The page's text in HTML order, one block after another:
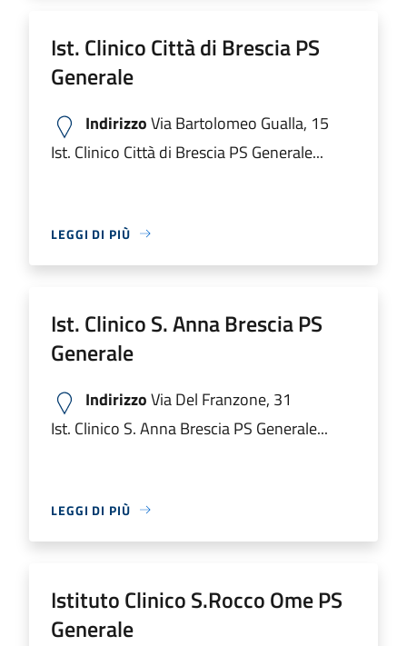
Ist. Clinico Città di Brescia PS
Generale
IndirizzoVia Bartolomeo Gualla, 15
Ist. Clinico Città di Brescia PS Generale...
LEGGI DI PIÙ
Ist. Clinico S. Anna Brescia PS
Generale
IndirizzoVia Del Franzone, 31
Ist. Clinico S. Anna Brescia PS Generale...
LEGGI DI PIÙ
Istituto Clinico S.Rocco Ome PS
Generale